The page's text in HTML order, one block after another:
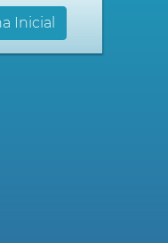
Inicial